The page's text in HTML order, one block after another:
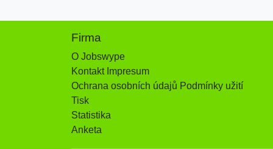
Firma
O Jobswype
Kontakt Impresum
Ochrana osobních údajů Podmínky užití
Tisk
Statistika
Anketa